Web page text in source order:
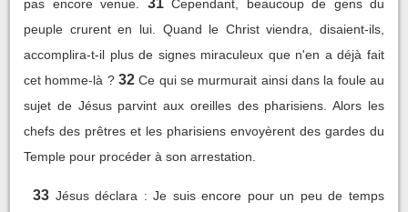
pas encore venue.
31 Cependant, beaucoup de gens du
peuple crurent en lui. Quand le Christ viendra, disaient-ils,
accomplira-t-il plus de signes miraculeux que n'en a déjà fait
cet homme-là ? 32 Ce qui se murmurait ainsi dans la foule au
sujet de Jésus parvint aux oreilles des pharisiens. Alors les
chefs des prêtres et les pharisiens envoyèrent des gardes du
Temple pour procéder à son arrestation.
33 Jésus déclara : Je suis encore pour un peu de temps